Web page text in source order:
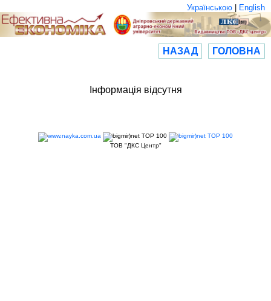
Українською English
НАЗАД ГОЛОВНА
Інформація відсутня
ТОВ "ДКС Центр"